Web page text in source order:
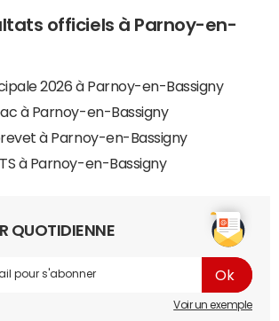
officiels à Parnoy-en-
2026 à Parnoy-en-Bassigny
à Parnoy-en-Bassigny
à Parnoy-en-Bassigny
à Parnoy-en-Bassigny
QUOTIDIENNE
Voir un exemple